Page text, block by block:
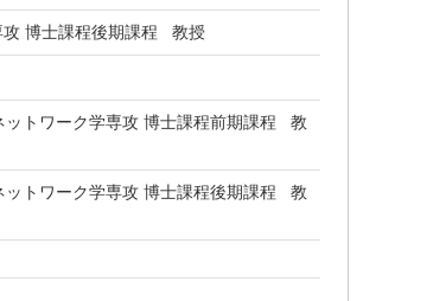
博士課程後期課程 教授
トワーク学専攻 博士課程前期課程 教
トワーク学専攻 博士課程後期課程 教